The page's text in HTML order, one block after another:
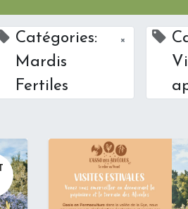
Catégories:
Mardis
Fertiles
×